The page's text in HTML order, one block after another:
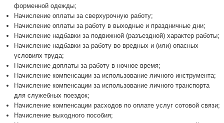
форменной одежды;
Начисление оплаты за сверхурочную работу;
Начисление оплаты за работу в выходные и праздничные дни;
Начисление надбавки за подвижной (разъездной) характер работы;
Начисление надбавки за работу во вредных и (или) опасных
условиях труда;
Начисление доплаты за работу в ночное время;
Начисление компенсации за использование личного инструмента;
Начисление компенсации за использование личного транспорта
для служебных поездок;
Начисление компенсации расходов по оплате услуг сотовой связи;
Начисление выходного пособия;